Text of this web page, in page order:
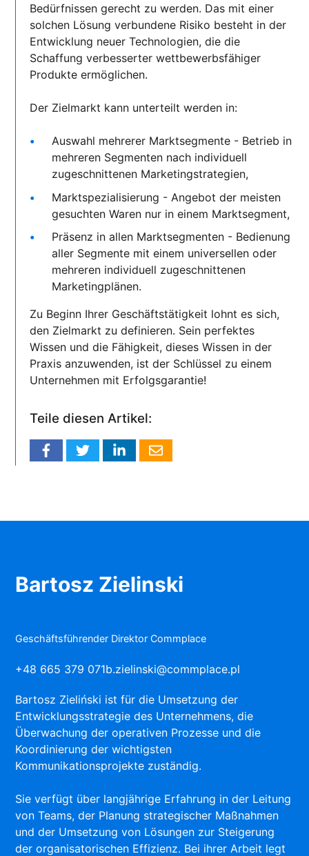
Bedürfnissen gerecht zu werden. Das mit einer
solchen Lösung verbundene Risiko besteht in der
Entwicklung neuer Technologien, die die
Schaffung verbesserter wettbewerbsfähiger
Produkte ermöglichen.
Der Zielmarkt kann unterteilt werden in:
Auswahl mehrerer Marktsegmente - Betrieb in
mehreren Segmenten nach individuell
zugeschnittenen Marketingstrategien,
Marktspezialisierung - Angebot der meisten
gesuchten Waren nur in einem Marktsegment,
Präsenz in allen Marktsegmenten - Bedienung
aller Segmente mit einem universellen oder
mehreren individuell zugeschnittenen
Marketingplänen.
Zu Beginn Ihrer Geschäftstätigkeit lohnt es sich,
den Zielmarkt zu definieren. Sein perfektes
Wissen und die Fähigkeit, dieses Wissen in der
Praxis anzuwenden, ist der Schlüssel zu einem
Unternehmen mit Erfolgsgarantie!
Teile diesen Artikel:
Bartosz Zielinski
Geschäftsführender Direktor Commplace
+48 665 379 071b.zielinski@commplace.pl
Bartosz Zieliński ist für die Umsetzung der
Entwicklungsstrategie des Unternehmens, die
Überwachung der operativen Prozesse und die
Koordinierung der wichtigsten
Kommunikationsprojekte zuständig.
Sie verfügt über langjährige Erfahrung in der Leitung
von Teams, der Planung strategischer Maßnahmen
und der Umsetzung von Lösungen zur Steigerung
der organisatorischen Effizienz. Bei ihrer Arbeit legt